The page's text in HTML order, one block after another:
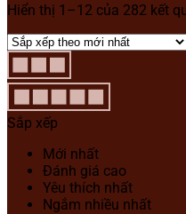
Hiển thị 1–12 của 282 kết
Sắp xếp
Mới nhất
Đánh giá cao
Yêu thích nhất
Ngắm nhiều nhất